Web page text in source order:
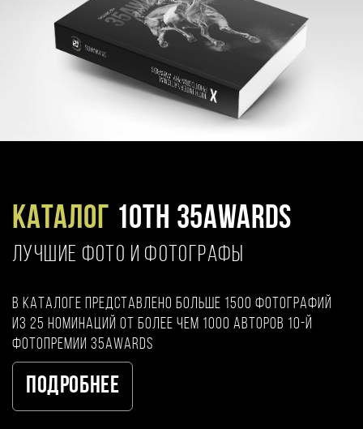
Каталог 10TH 35AWARDS
ЛУЧШИЕ ФОТО И ФОТОГРАФЫ
В каталоге представлено больше 1500 фотографий
из 25 номинаций от более чем 1000 авторов 10-й
фотопремии 35AWARDS
Подробнее